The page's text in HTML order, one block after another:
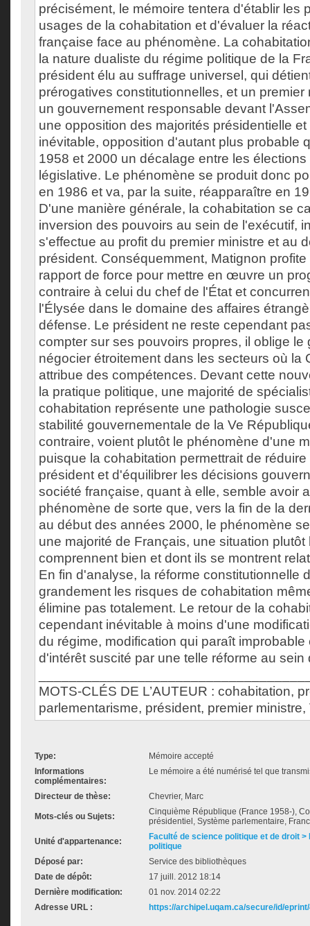
précisément, le mémoire tentera d'établir les
usages de la cohabitation et d'évaluer la
française face au phénomène. La
la nature dualiste du régime politique de la
président élu au suffrage universel, qui
prérogatives constitutionnelles, et un premier
un gouvernement responsable devant
une opposition des majorités présidentielle
inévitable, opposition d'autant plus probable
1958 et 2000 un décalage entre les
législative. Le phénomène se produit donc
en 1986 et va, par la suite, réapparaître en
D'une manière générale, la cohabitation se
inversion des pouvoirs au sein de l'exécutif,
s'effectue au profit du premier ministre et au
président. Conséquemment, Matignon
rapport de force pour mettre en œuvre un
contraire à celui du chef de l'État et
l'Élysée dans le domaine des affaires
défense. Le président ne reste cependant
compter sur ses pouvoirs propres, il oblige le
négocier étroitement dans les secteurs où la
attribue des compétences. Devant cette
la pratique politique, une majorité de
cohabitation représente une pathologie
stabilité gouvernementale de la Ve
contraire, voient plutôt le phénomène d'une
puisque la cohabitation permettrait de
président et d'équilibrer les décisions
société française, quant à elle, semble avoir
phénomène de sorte que, vers la fin de la
au début des années 2000, le phénomène
une majorité de Français, une situation plutôt
comprennent bien et dont ils se montrent
En fin d'analyse, la réforme constitutionnelle
grandement les risques de cohabitation
élimine pas totalement. Le retour de la
cependant inévitable à moins d'une
du régime, modification qui paraît
d'intérêt suscité par une telle réforme au sein
MOTS-CLÉS DE L’AUTEUR : cohabitation,
parlementarisme, président, premier
Type:
Mémoire accepté
Informations
complémentaires:
Le mémoire a été numérisé tel que
Directeur de thèse: Chevrier, Marc
Mots-clés ou Sujets:
Cinquième République (France 1958-),
présidentiel, Système parlementaire,
Unité d'appartenance:
Faculté de science politique et de droit
politique
Déposé par:
Service des bibliothèques
Date de dépôt:
17 juill. 2012 18:14
Dernière modification:
01 nov. 2014 02:22
Adresse URL :
https://archipel.uqam.ca/secure/id/